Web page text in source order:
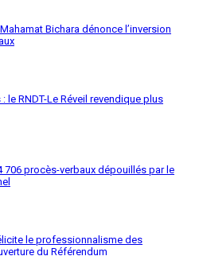
Bichara dénonce l’inversion
le RNDT-Le Réveil revendique plus
706 procès-verbaux dépouillés par le
le professionnalisme des
du Référendum